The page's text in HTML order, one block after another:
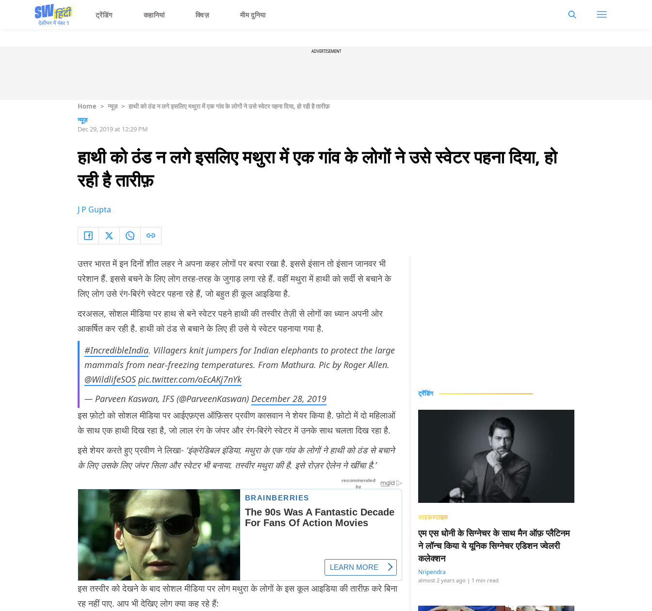
ट्रेंडिंग कहानियां क्विज़ मीम दुनिया
ADVERTISEMENT
Home > न्यूज़ > हाथी को ठंड न लगे इसलिए मथुरा में एक गांव के लोगों ने उसे स्वेटर पहना दिया, हो रही है तारीफ़
न्यूज़
Dec 29, 2019 at 12:29 PM
हाथी को ठंड न लगे इसलिए मथुरा में एक गांव के लोगों ने उसे स्वेटर पहना दिया, हो
रही है तारीफ़
J P Gupta
उत्तर भारत में इन दिनों शीत लहर ने अपना कहर लोगों पर बरपा रखा है. इससे इंसान तो इंसान जानवर भी
परेशान हैं. इससे बचने के लिए लोग तरह-तरह के जुगाड़ लगा रहे हैं. वहीं मथुरा में हाथी को सर्दी से बचाने के
लिए लोग उसे रंग-बिरंगे स्वेटर पहना रहे हैं, जो बहुत ही कूल आइडिया है.
दरअसल, सोशल मीडिया पर हाथ से बने स्वेटर पहने हाथी की तस्वीर तेज़ी से लोगों का ध्यान अपनी ओर
आकर्षित कर रही है. हाथी को ठंड से बचाने के लिए ही उसे ये स्वेटर पहनाया गया है.
#IncredibleIndia. Villagers knit jumpers for Indian elephants to protect the large
mammals from near-freezing temperatures. From Mathura. Pic by Roger Allen.
@WildlifeSOS pic.twitter.com/oEcAKj7nYk
— Parveen Kaswan, IFS (@ParveenKaswan) December 28, 2019
इस फ़ोटो को सोशल मीडिया पर आईएफ़एस ऑफ़िसर प्रवीण कासवान ने शेयर किया है. फ़ोटो में दो महिलाओं
के साथ एक हाथी दिख रहा है, जो लाल रंग के जंपर और रंग-बिरंगे स्वेटर में उनके साथ चलता दिख रहा है.
इसे शेयर करते हुए प्रवीण ने लिखा- ‘इंक्रेडिबल इंडिया. मथुरा के एक गांव के लोगों ने हाथी को ठंड से बचाने
के लिए उसके लिए जंपर सिला और स्वेटर भी बनाया. तस्वीर मथुरा की है. इसे रोज़र ऐलेन ने खींचा है.’
इस तस्वीर को देखने के बाद सोशल मीडिया पर लोग मथुरा के लोगों के इस कूल आइडिया की तारीफ़ करे बिना
रह नहीं पाए. आप भी देखिए लोग क्या कह रहे हैं:
ट्रेंडिंग
लाइफ़स्टाइल
एम एस धोनी के सिग्नेचर के साथ मैन ऑफ़ प्लैटिनम
ने लॉन्च किया ये यूनिक सिग्नेचर एडिशन ज्वेलरी
कलेक्शन
Nripendra
almost 2 years ago | 1 min read